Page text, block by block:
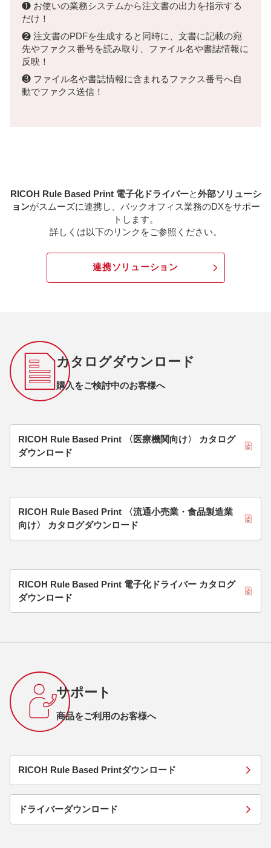
❶ お使いの業務システムから注文書の出力を指示する
だけ！
❷ 注文書のPDFを生成すると同時に、文書に記載の宛
先やファクス番号を読み取り、ファイル名や書誌情報に
反映！
❸ ファイル名や書誌情報に含まれるファクス番号へ自
動でファクス送信！
RICOH Rule Based Print 電子化ドライバーと外部ソリューシ
ョンがスムーズに連携し、バックオフィス業務のDXをサポー
トします。
詳しくは以下のリンクをご参照ください。
連携ソリューション
カタログダウンロード
購入をご検討中のお客様へ
RICOH Rule Based Print 〈医療機関向け〉 カタログ
ダウンロード
RICOH Rule Based Print 〈流通小売業・食品製造業
向け〉 カタログダウンロード
RICOH Rule Based Print 電子化ドライバー カタログ
ダウンロード
サポート
商品をご利用のお客様へ
RICOH Rule Based Printダウンロード
ドライバーダウンロード